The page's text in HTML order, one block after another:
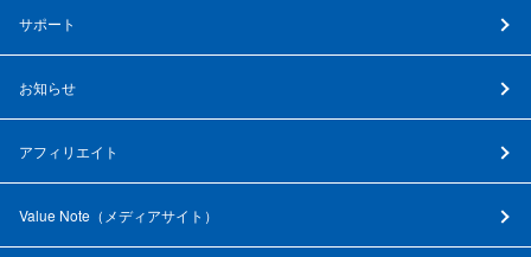
サポート
お知らせ
アフィリエイト
Value Note（ メディアサイト ）